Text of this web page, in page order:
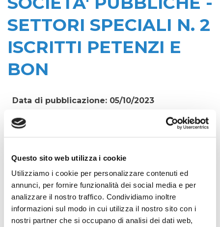
Questo sito web utilizza i cookie
Utilizziamo i cookie per personalizzare contenuti ed
annunci, per fornire funzionalità dei social media e per
analizzare il nostro traffico. Condividiamo inoltre
informazioni sul modo in cui utilizza il nostro sito con i
nostri partner che si occupano di analisi dei dati web,
SETTORI SPECIALI N. 2
ISCRITTI PETENZI E
BON
Data di pubblicazione: 05/10/2023
CIG:
Z453CA79ED
Irisacqua srl P.I./C.F. 01070220312. - Ufficio
Tecnico
Oggetto:
LABORATORIO OPERATIVO ON LINE DEGLI
APPALTI NELLE SOCIETA' PUBBLICHE - SETTORI
SPECIALI N. 2 ISCRITTI PETENZI E BON